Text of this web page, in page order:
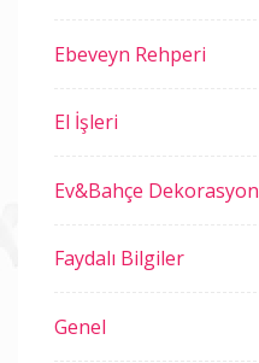
Ebeveyn Rehperi
El İşleri
Ev&Bahçe Dekorasyon
Faydalı Bilgiler
Genel